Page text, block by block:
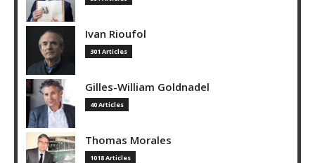
Ivan Rioufol
301 Articles
Gilles-William Goldnadel
40 Articles
Thomas Morales
1018 Articles